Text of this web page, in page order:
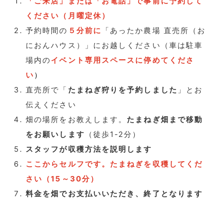
ください（月曜定休）
予約時間の ５分前に
「あったか農場 直売所（お
におんハウス）」にお越しください（車は駐車
場内のイベント専用スペース に停めてくださ
い ）
直売所で「 たまねぎ狩りを予約しました 」とお
伝えください
畑の場所をお教えします。 たまねぎ畑まで移動
をお願いします （徒歩1-2分）
スタッフが収穫方法を説明します
ここからセルフです。たまねぎを収穫してくだ
さい（15～30分）
料金を畑でお支払いいただき、終了となります